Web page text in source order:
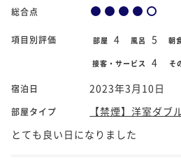
総合点
項目別評価 部屋 4 風呂 5 朝
接客・サービス 4 そ
宿泊日 2023年3月10日
部屋タイプ
【禁煙】洋室ダブ
とても良い日になりました